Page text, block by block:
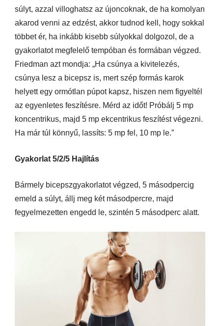
súlyt, azzal villoghatsz az újoncoknak, de ha komolyan
akarod venni az edzést, akkor tudnod kell, hogy sokkal
többet ér, ha inkább kisebb súlyokkal dolgozol, de a
gyakorlatot megfelelő tempóban és formában végzed.
Friedman azt mondja: „Ha csúnya a kivitelezés,
csúnya lesz a bicepsz is, mert szép formás karok
helyett egy ormótlan púpot kapsz, hiszen nem figyeltél
az egyenletes feszítésre. Mérd az időt! Próbálj 5 mp
koncentrikus, majd 5 mp ekcentrikus feszítést végezni.
Ha már túl könnyű, lassíts: 5 mp fel, 10 mp le.”
Gyakorlat 5/2/5 Hajlítás
Bármely bicepszgyakorlatot végzed, 5 másodpercig
emeld a súlyt, állj meg két másodpercre, majd
fegyelmezetten engedd le, szintén 5 másodperc alatt.